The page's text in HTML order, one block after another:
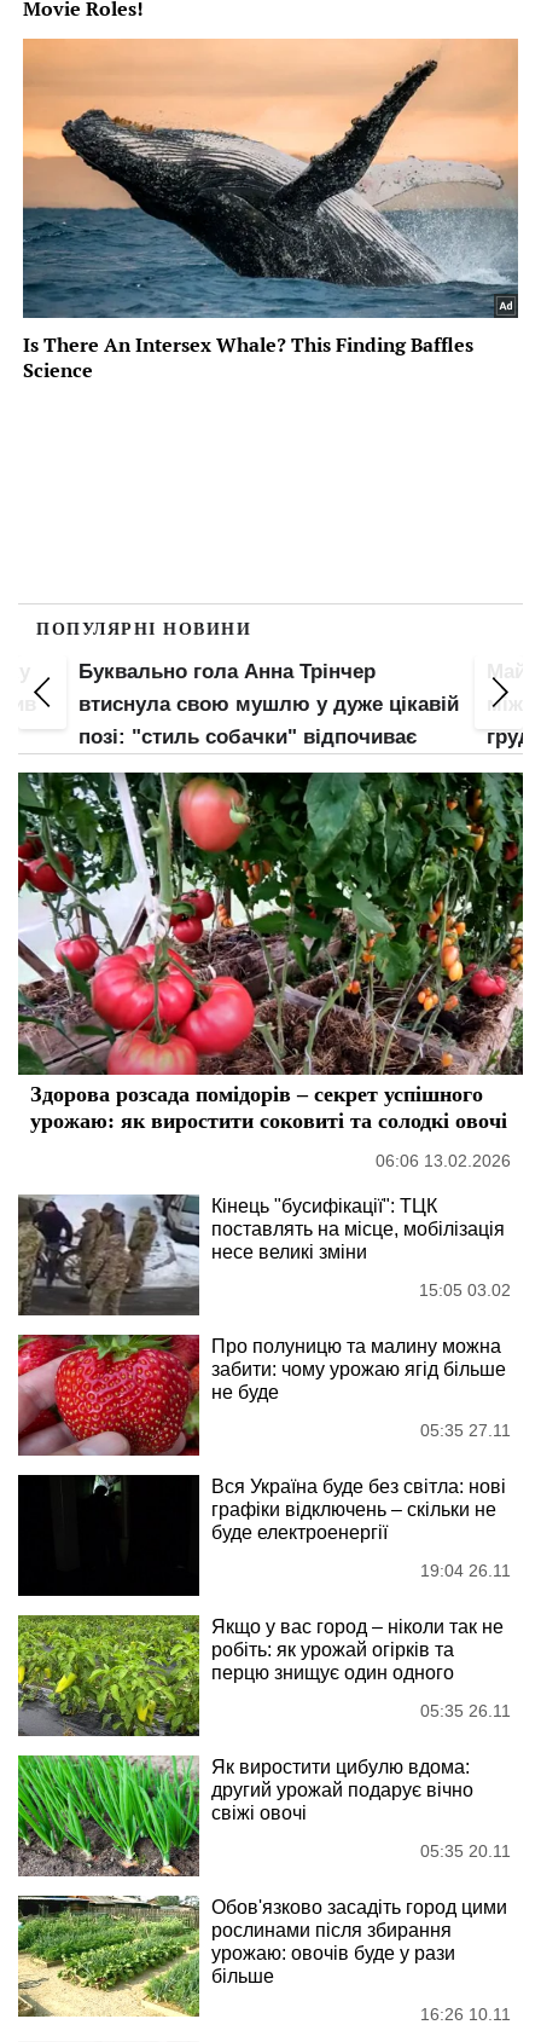
ПОПУЛЯРНІ НОВИНИ
Буквально гола Анна Трінчер
втиснула свою мушлю у дуже цікавій
позі: "стиль собачки" відпочиває
між
Здорова розсада помідорів – секрет успішного
урожаю: як виростити соковиті та солодкі овочі
06:06 13.02.2026
Кінець "бусифікації": ТЦК
поставлять на місце, мобілізація
несе великі зміни
15:05 03.02
Про полуницю та малину можна
забити: чому урожаю ягід більше
не буде
05:35 27.11
Вся Україна буде без світла: нові
графіки відключень – скільки не
буде електроенергії
19:04 26.11
Якщо у вас город – ніколи так не
робіть: як урожай огірків та
перцю знищує один одного
05:35 26.11
Як виростити цибулю вдома:
другий урожай подарує вічно
свіжі овочі
05:35 20.11
Обов'язково засадіть город цими
рослинами після збирання
урожаю: овочів буде у рази
більше
16:26 10.11